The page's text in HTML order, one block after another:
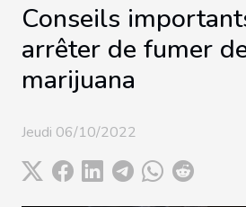
Conseils
arrêter de fumer
marijuana
Jeudi 06/10/2022